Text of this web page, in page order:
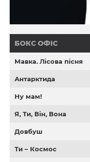
БОКС ОФІС
Мавка. Лісова пісня
Антарктида
Ну мам!
Я, Ти, Він, Вона
Довбуш
Ти – Космос